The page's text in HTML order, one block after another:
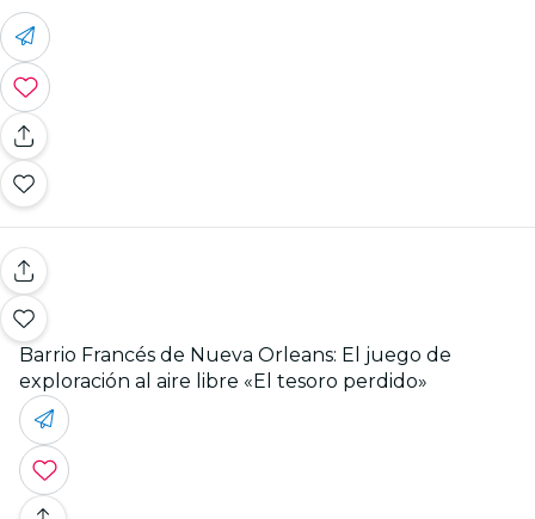
Barrio Francés de Nueva Orleans: El juego de
exploración al aire libre «El tesoro perdido»